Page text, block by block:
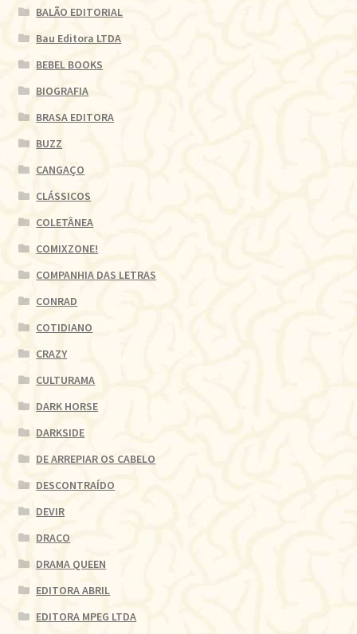
BALÃO EDITORIAL
Bau Editora LTDA
BEBEL BOOKS
BIOGRAFIA
BRASA EDITORA
BUZZ
CANGAÇO
CLÁSSICOS
COLETÂNEA
COMIXZONE!
COMPANHIA DAS LETRAS
CONRAD
COTIDIANO
CRAZY
CULTURAMA
DARK HORSE
DARKSIDE
DE ARREPIAR OS CABELO
DESCONTRAÍDO
DEVIR
DRACO
DRAMA QUEEN
EDITORA ABRIL
EDITORA MPEG LTDA